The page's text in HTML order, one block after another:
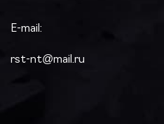
E-mail:
rst-nt@mail.ru